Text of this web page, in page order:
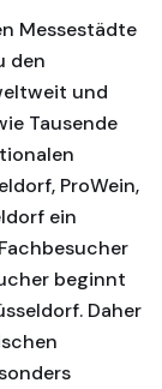
Messestädte
den
und
Tausende
ProWein,
ein
beginnt
Daher